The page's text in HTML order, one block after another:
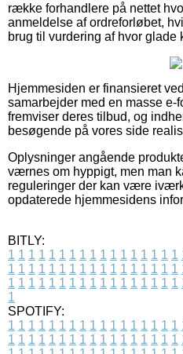
række forhandlere på nettet
anmeldelse af ordreforløbet,
brug til vurdering af hvor glade
Hjemmesiden er finansieret
samarbejder med en masse e-
fremviser deres tilbud, og
besøgende på vores side
Oplysninger angående
værnes om hyppigt, men man
reguleringer der kan være
opdaterede hjemmesidens
BITLY:
1 1 1 1 1 1 1 1 1 1 1 1 1 1 1 1 1
1 1 1 1 1 1 1 1 1 1 1 1 1 1 1 1 1
1 1 1 1 1 1 1 1 1 1 1 1 1 1 1 1 1
1
SPOTIFY:
1 1 1 1 1 1 1 1 1 1 1 1 1 1 1 1 1
1 1 1 1 1 1 1 1 1 1 1 1 1 1 1 1 1